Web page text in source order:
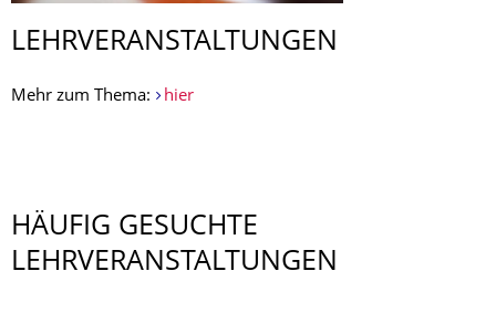
LEHRVERANSTAL­TUNGEN
Mehr zum Thema: hier
HÄUFIG GESUCHTE
LEHRVERANSTALTUNGEN